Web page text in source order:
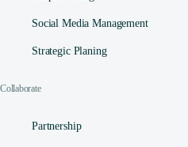
Social Media Management​
Strategic Planing
Collaborate
Partnership